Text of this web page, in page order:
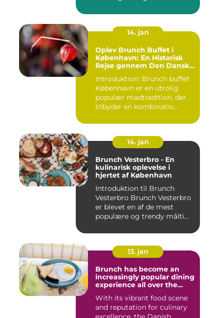
14. jan
Oplev Brunch Buffet i
København: En Historisk
Rejse gennem Den Danske
Skatte
Introduktion: Brunch buffet
København er en utrolig
populær madtradition, der
tilbyder en kombinatio...
14. jan
Brunch Vesterbro - En
kulinarisk oplevelse i
hjertet af København
Introduktion til Brunch
Vesterbro Brunch Vesterbro
er blevet en af de mest
populære og trendy målti...
13. jan
Brunch has become an
increasingly popular dining
experience all over the
certainly no exception
With its vibrant food scene
and reputation for culinary